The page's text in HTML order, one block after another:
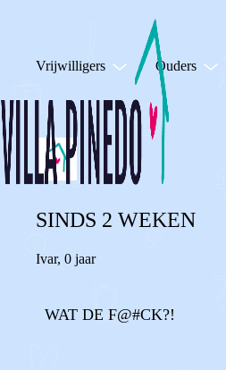
Vrijwilligers Ouders
SINDS 2 WEKEN
Ivar, 0 jaar
WAT DE F@#CK?!